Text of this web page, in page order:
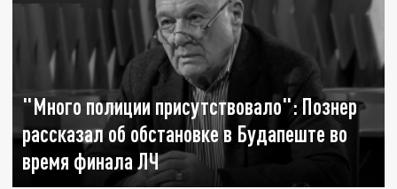
"Много полиции присутствовало": Познер
рассказал об обстановке в Будапеште во
время финала ЛЧ